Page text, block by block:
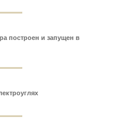
построен и запущен в